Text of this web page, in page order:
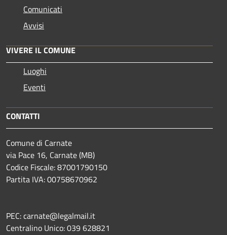
Comunicati
Avvisi
VIVERE IL COMUNE
Luoghi
Eventi
CONTATTI
Comune di Carnate
via Pace 16, Carnate (MB)
Codice Fiscale: 87001790150
Partita IVA: 00758670962
PEC: carnate@legalmail.it
Centralino Unico: 039 628821